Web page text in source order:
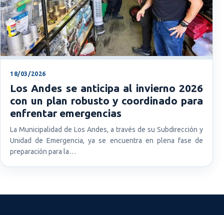
18/03/2026
Los Andes se anticipa al invierno 2026
con un plan robusto y coordinado para
enfrentar emergencias
La Municipalidad de Los Andes, a través de su Subdirección y
Unidad de Emergencia, ya se encuentra en plena fase de
preparación para la…